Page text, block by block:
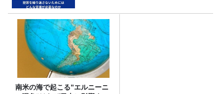
南米の海で起こる”エルニーニ